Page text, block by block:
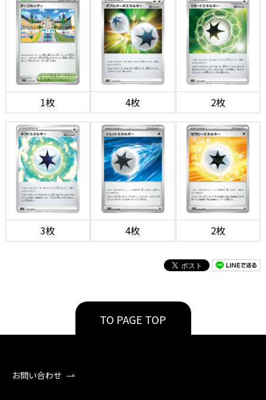
1枚 4枚 2枚
3枚 4枚 2枚
TO PAGE TOP
お問い合わせ